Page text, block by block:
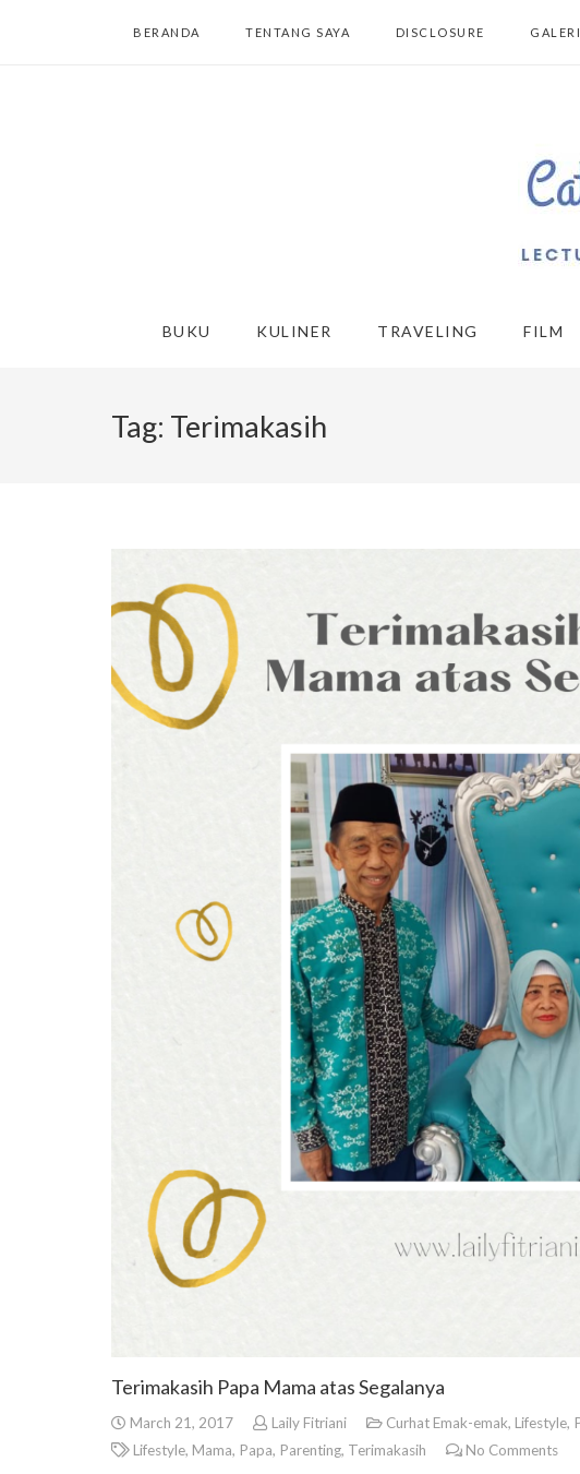
BERANDA TENTANG SAYA DISCLOSURE
BUKU KULINER TRAVELING FILM
Tag: Terimakasih
Terimakasih Papa Mama atas Segalanya
March 21, 2017 Laily Fitriani Curhat Emak-emak, Lifestyle,
Lifestyle, Mama, Papa, Parenting, Terimakasih No Comments